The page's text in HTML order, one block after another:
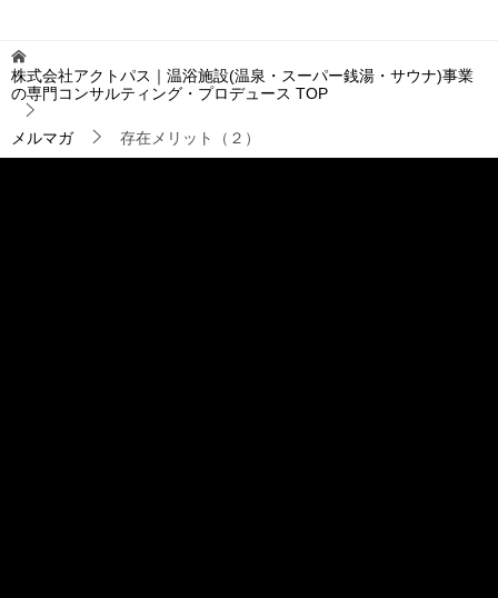
ゲ
ー
シ
ョ
ン
株式会社アクトパス｜温浴施設(温泉・スーパー銭湯・サウナ)事業
の専門コンサルティング・プロデュース TOP
メルマガ 存在メリット（２）